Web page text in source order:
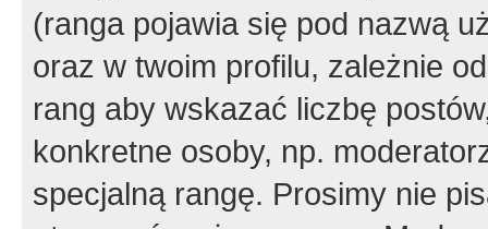
(ranga pojawia się pod nazwą
oraz w twoim profilu, zależnie
rang aby wskazać liczbę
konkretne osoby, np.
specjalną rangę. Prosimy nie